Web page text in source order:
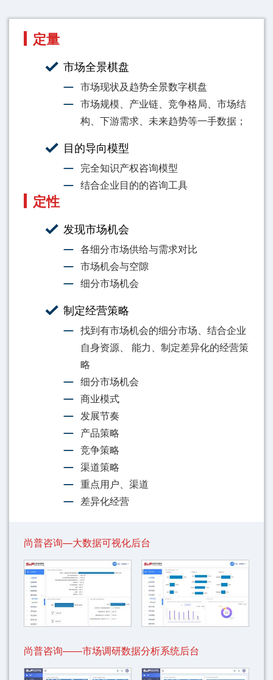
定量
市场全景棋盘
市场现状及趋势全景数字棋盘
市场规模、产业链、竞争格局、市场结
构、下游需求、未来趋势等一手数据；
目的导向模型
完全知识产权咨询模型
结合企业目的的咨询工具
定性
发现市场机会
各细分市场供给与需求对比
市场机会与空隙
细分市场机会
制定经营策略
找到有市场机会的细分市场、结合企业
自身资源、 能力、制定差异化的经营策
略
细分市场机会
商业模式
发展节奏
产品策略
竞争策略
渠道策略
重点用户、渠道
差异化经营
尚普咨询—大数据可视化后台
尚普咨询——市场调研数据分析系统后台